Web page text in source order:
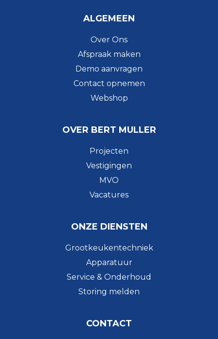
ALGEMEEN
Over Ons
Afspraak maken
Demo aanvragen
Contact opnemen
Webshop
OVER BERT MULLER
Projecten
Vestigingen
MVO
Vacatures
ONZE DIENSTEN
Grootkeukentechniek
Apparatuur
Service & Onderhoud
Storing melden
CONTACT